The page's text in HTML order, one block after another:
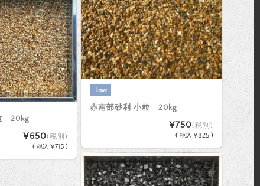
Low
赤南部砂利 小粒 20kg
¥750(税別)
( 税込 ¥825 )
20kg
¥650(税別)
( 税込 ¥715 )